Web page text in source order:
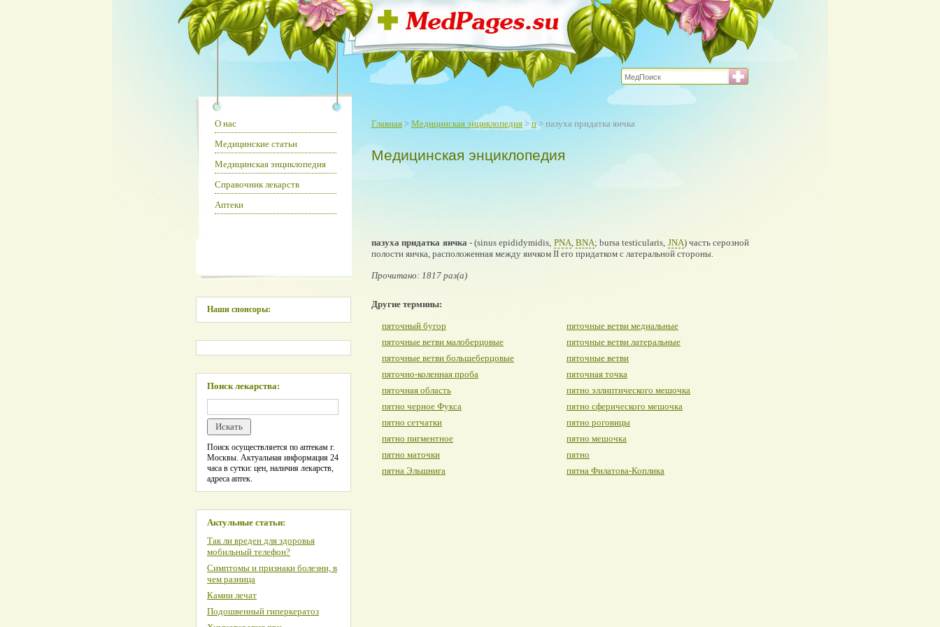
Главная > Медицинская энциклопедия > п> пазуха придатка яичка
Медицинская энциклопедия
пазуха придатка яичка- (sinus epididymidis, PNA, BNA; bursa testicularis, JNA) часть серозной
полости яичка, расположенная между яичком II его придатком с латеральной стороны.
Прочитано: 1817 раз(а)
Другие термины:
пяточный бугор
пяточные ветви медиальные
пяточные ветви малоберцовые
пяточные ветви латеральные
пяточные ветви большеберцовые
пяточные ветви
пяточно-коленная проба
пяточная точка
пяточная область
пятно эллиптического мешочка
пятно черное Фукса
пятно сферического мешочка
пятно сетчатки
пятно роговицы
пятно пигментное
пятно мешочка
пятно маточки
пятно
пятна Эльшнига
пятна Филатова-Коплика
О нас
Медицинские статьи
Медицинская энциклопедия
Справочник лекарств
Аптеки
Наши спонсоры:
Поиск лекарства:
Поиск осуществляется по аптекам г.
Москвы. Актуальная информация 24
часа в сутки: цен, наличия лекарств,
адреса аптек.
Актульные статьи:
Так ли вреден для здоровья
мобильный телефон?
Симптомы и признаки болезни, в
чем разница
Камни лечат
Подошвенный гиперкератоз